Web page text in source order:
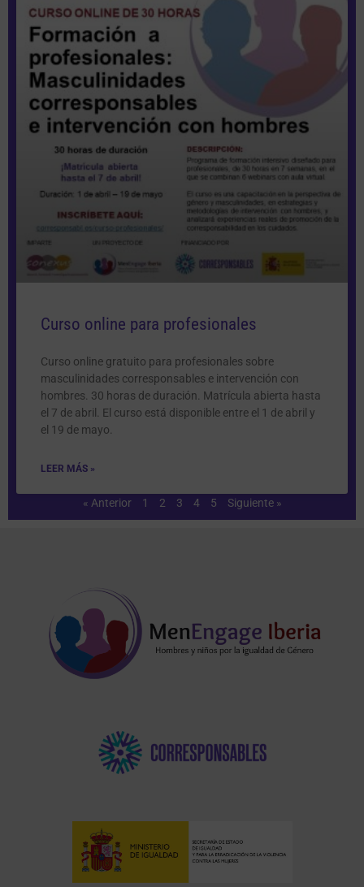
Curso online para profesionales
Curso online gratuito para profesionales sobre
masculinidades corresponsables e intervención con
hombres. 30 horas de duración. Matrícula abierta hasta
el 7 de abril. El curso está disponible entre el 1 de abril y
el 19 de mayo.
LEER MÁS »
« Anterior 1 2 3 4 5 Siguiente »